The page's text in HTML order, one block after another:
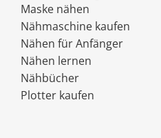
Maske nähen
Nähmaschine kaufen
Nähen für Anfänger
Nähen lernen
Nähbücher
Plotter kaufen